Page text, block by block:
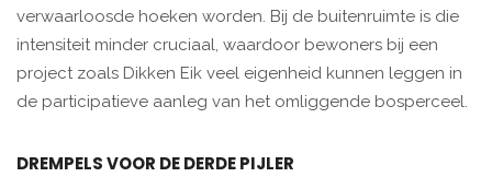
verwaarloosde hoeken worden. Bij de buitenruimte is die
intensiteit minder cruciaal, waardoor bewoners bij een
project zoals Dikken Eik veel eigenheid kunnen leggen in
de participatieve aanleg van het omliggende bosperceel.
DREMPELS VOOR DE DERDE PIJLER